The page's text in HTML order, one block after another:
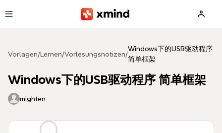
Vorlagen/Lernen/Vorlesungsnotizen/
Windows下的USB驱动程序
简单框架
Windows下的USB驱动程序 简单框架
mighten